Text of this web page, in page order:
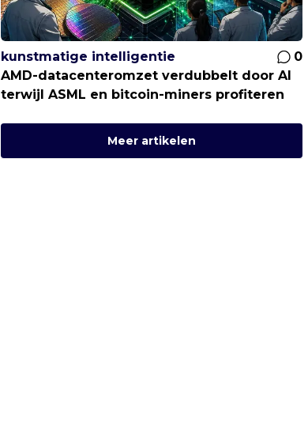
kunstmatige intelligentie
0
AMD-datacenteromzet verdubbelt door AI
terwijl ASML en bitcoin-miners profiteren
Meer artikelen